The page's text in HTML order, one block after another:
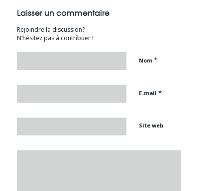
Laisser un commentaire
Rejoindre la discussion?
N’hésitez pas à contribuer !
Nom *
E-mail *
Site web